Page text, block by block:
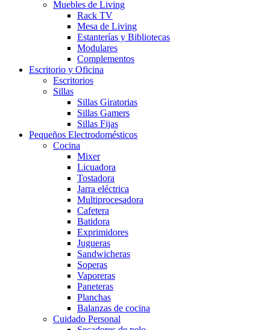
Muebles de Living
Rack TV
Mesa de Living
Estanterías y Bibliotecas
Modulares
Complementos
Escritorio y Oficina
Escritorios
Sillas
Sillas Giratorias
Sillas Gamers
Sillas Fijas
Pequeños Electrodomésticos
Cocina
Mixer
Licuadora
Tostadora
Jarra eléctrica
Multiprocesadora
Cafetera
Batidora
Exprimidores
Jugueras
Sandwicheras
Soperas
Vaporeras
Paneteras
Planchas
Balanzas de cocina
Cuidado Personal